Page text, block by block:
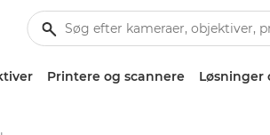
Printere og scannere Løsninger